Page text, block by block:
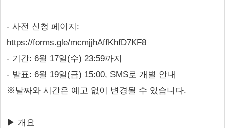
- 사전 신청 페이지:
https://forms.gle/mcmjjhAffKhfD7KF8
- 기간: 6월 17일(수) 23:59까지
- 발표: 6월 19일(금) 15:00, SMS로 개별 안내
※날짜와 시간은 예고 없이 변경될 수 있습니다.
▶ 개요